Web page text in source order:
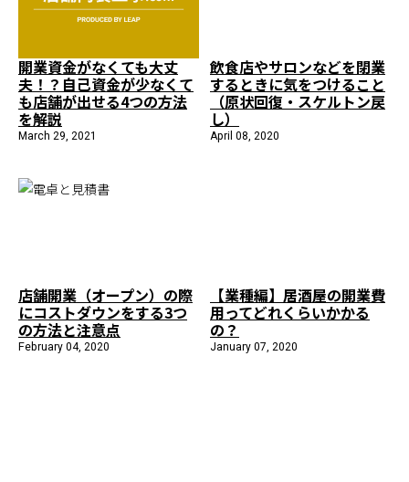
🔍知る
はじめての方
店舗内装工事.comの強み
施工までの流れ
お客様のこえ
開業資金がなくても大丈
夫！？自己資金が少なくて
も店舗が出せる4つの方法
を解説
March 29, 2021
飲食店やサロンなどを閉業
するときに気をつけること
（原状回復・スケルトン戻
し）
April 08, 2020
店舗開業（オープン）の際
にコストダウンをする3つ
の方法と注意点
February 04, 2020
【業種編】居酒屋の開業費
用ってどれくらいかかる
の？
January 07, 2020